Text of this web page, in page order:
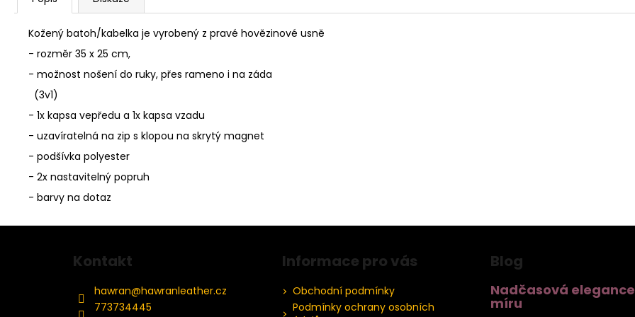
Kožený batoh/kabelka je vyrobený z pravé hovězinové usně
- rozměr 35 x 25 cm,
- možnost nošení do ruky, přes rameno i na záda
(3v1)
- 1x kapsa vepředu a 1x kapsa vzadu
- uzavíratelná na zip s klopou na skrytý magnet
- podšívka polyester
- 2x nastavitelný popruh
- barvy na dotaz
Z
Kontakt
hawran@hawranleather.cz
773734445
Informace pro vás
Obchodní podmínky
Podmínky ochrany osobních
Blog
Nadčasová
míru